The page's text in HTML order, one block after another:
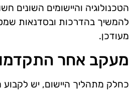
הטכנולוגיה והיישומים השונים
להמשיך בהדרכות ובסדנאות
מעודכן.
מעקב אחר
כחלק מתהליך היישום, יש לקבוע